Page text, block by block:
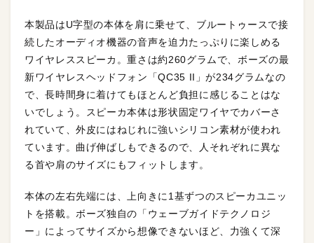
本製品はU字型の本体を肩に乗せて、ブルートゥースで接
続したオーディオ機器の音声を迫力たっぷりに楽しめる
ワイヤレススピーカ。重さは約260グラムで、ボーズの最
新ワイヤレスヘッドフォン「QC35 II」が234グラムなの
で、長時間身に着けてもほとんど負担に感じることはな
いでしょう。スピーカ本体は形状固定ワイヤでカバーさ
れていて、外皮にはねじれに強いシリコン素材が使われ
ています。曲げ伸ばしもできるので、人それぞれに異な
る首や肩のサイズにもフィットします。
本体の左右先端には、上向きに1基ずつのスピーカユニッ
トを搭載。ボーズ独自の「ウェーブガイドテクノロジ
ー」によってサイズから想像できないほど、力強くて深